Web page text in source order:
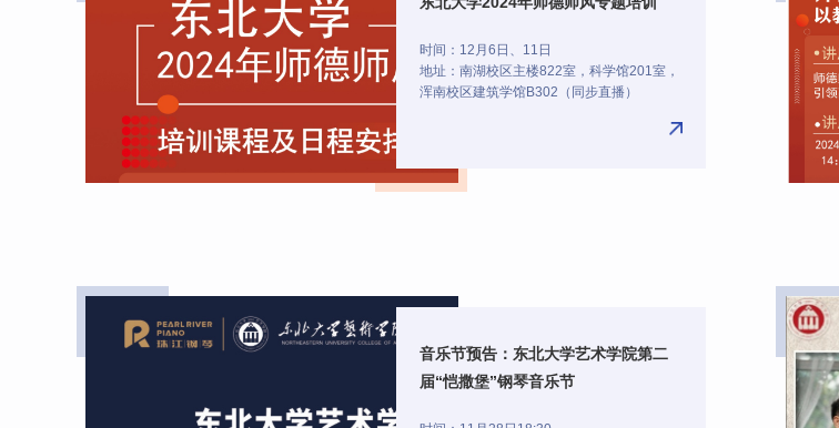
时间：12月6日、11日
地址：南湖校区主楼822室，科学馆201室，
浑南校区建筑学馆B302（同步直播）
音乐节预告：东北大学艺术学院第二
届“恺撒堡”钢琴音乐节